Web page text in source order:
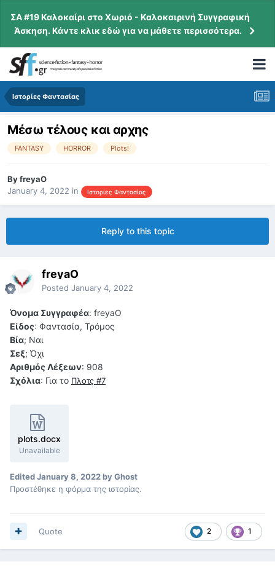
ΣΑ #19 Καλοκαίρι στο Χωριό - Καλοκαιρινή Συγγραφική
Άσκηση. Κάντε κλικ εδώ για να μάθετε περισσότερα.
Ιστορίες Φαντασίας
Μέσω τέλους και αρχης
FANTASY HORROR Plots!
ByfreyaO
January 4, 2022 in Ιστορίες Φαντασίας
Reply to this topic
freyaO
Posted January 4, 2022
Όνομα Συγγραφέα: freyaO
Είδος: Φαντασία, Τρόμος
Βία; Ναι
Σεξ; Όχι
Αριθμός Λέξεων: 908
Σχόλια: Για το Πλοτς #7
plots.docx
Unavailable
EditedJanuary 8, 2022by Ghost
Προστέθηκε η φόρμα της ιστορίας.
2 1
Quote